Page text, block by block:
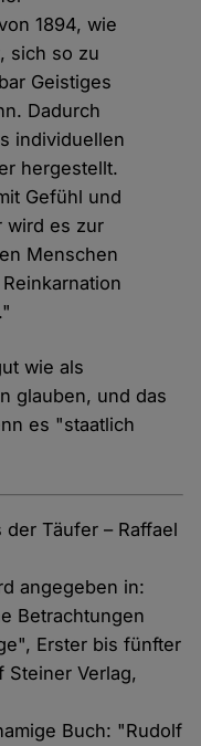
1894, wie
sich so zu
Geistiges
Dadurch
individuellen
hergestellt.
Gefühl und
wird es zur
Menschen
wie als
glauben, und das
es "staatlich
der Täufer – Raffael
angegeben in:
Betrachtungen
Erster bis fünfter
Steiner Verlag,
Buch: "Rudolf